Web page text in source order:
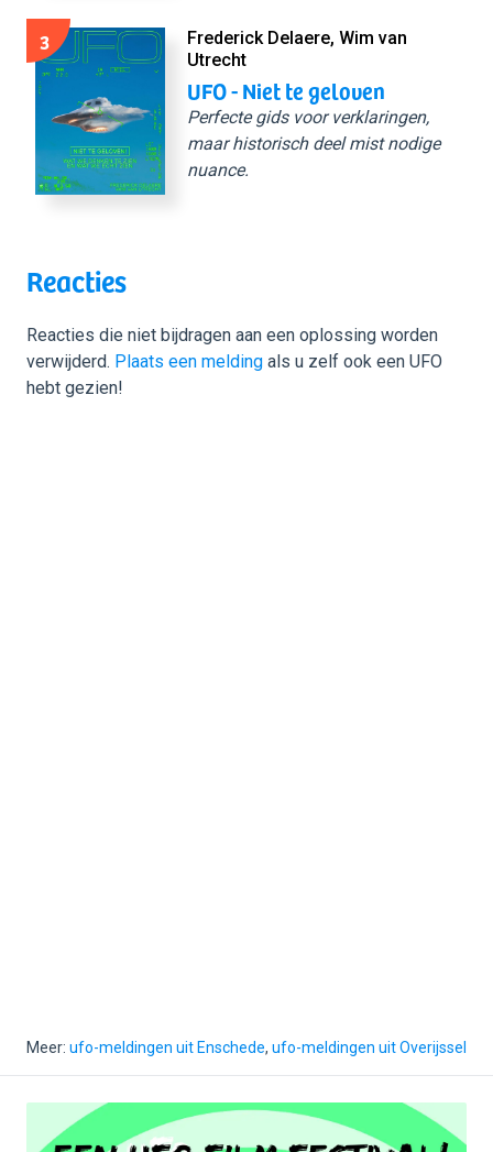
3
Frederick Delaere, Wim van
Utrecht
UFO - Niet te geloven
Perfecte gids voor verklaringen,
maar historisch deel mist nodige
nuance.
Reacties
Reacties die niet bijdragen aan een oplossing worden
verwijderd. Plaats een melding als u zelf ook een UFO
hebt gezien!
Meer: ufo-meldingen uit Enschede, ufo-meldingen uit Overijssel